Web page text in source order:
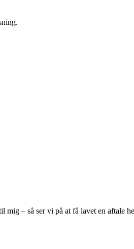
– så ser vi på at få lavet en aftale